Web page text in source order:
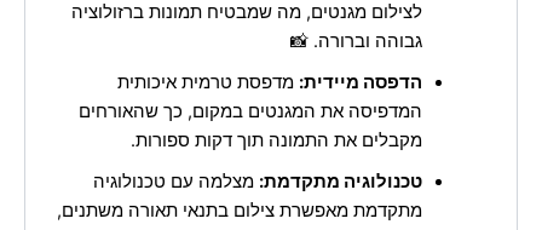
לצילום מגנטים, מה שמבטיח תמונות ברזולוציה
גבוהה וברורה. 📸
הדפסה מיידית: מדפסת טרמית איכותית
המדפיסה את המגנטים במקום, כך שהאורחים
מקבלים את התמונה תוך דקות ספורות.
טכנולוגיה מתקדמת: מצלמה עם טכנולוגיה
מתקדמת מאפשרת צילום בתנאי תאורה משתנים,